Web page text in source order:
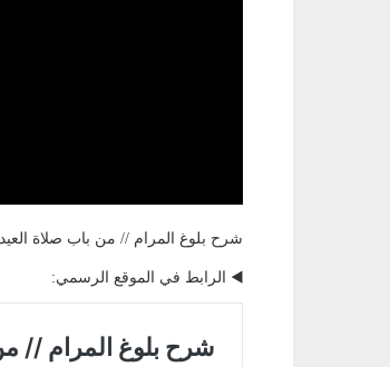
شرح بلوغ المرام // من باب صلاة
◀️ الرابط في الموقع الرسمي: